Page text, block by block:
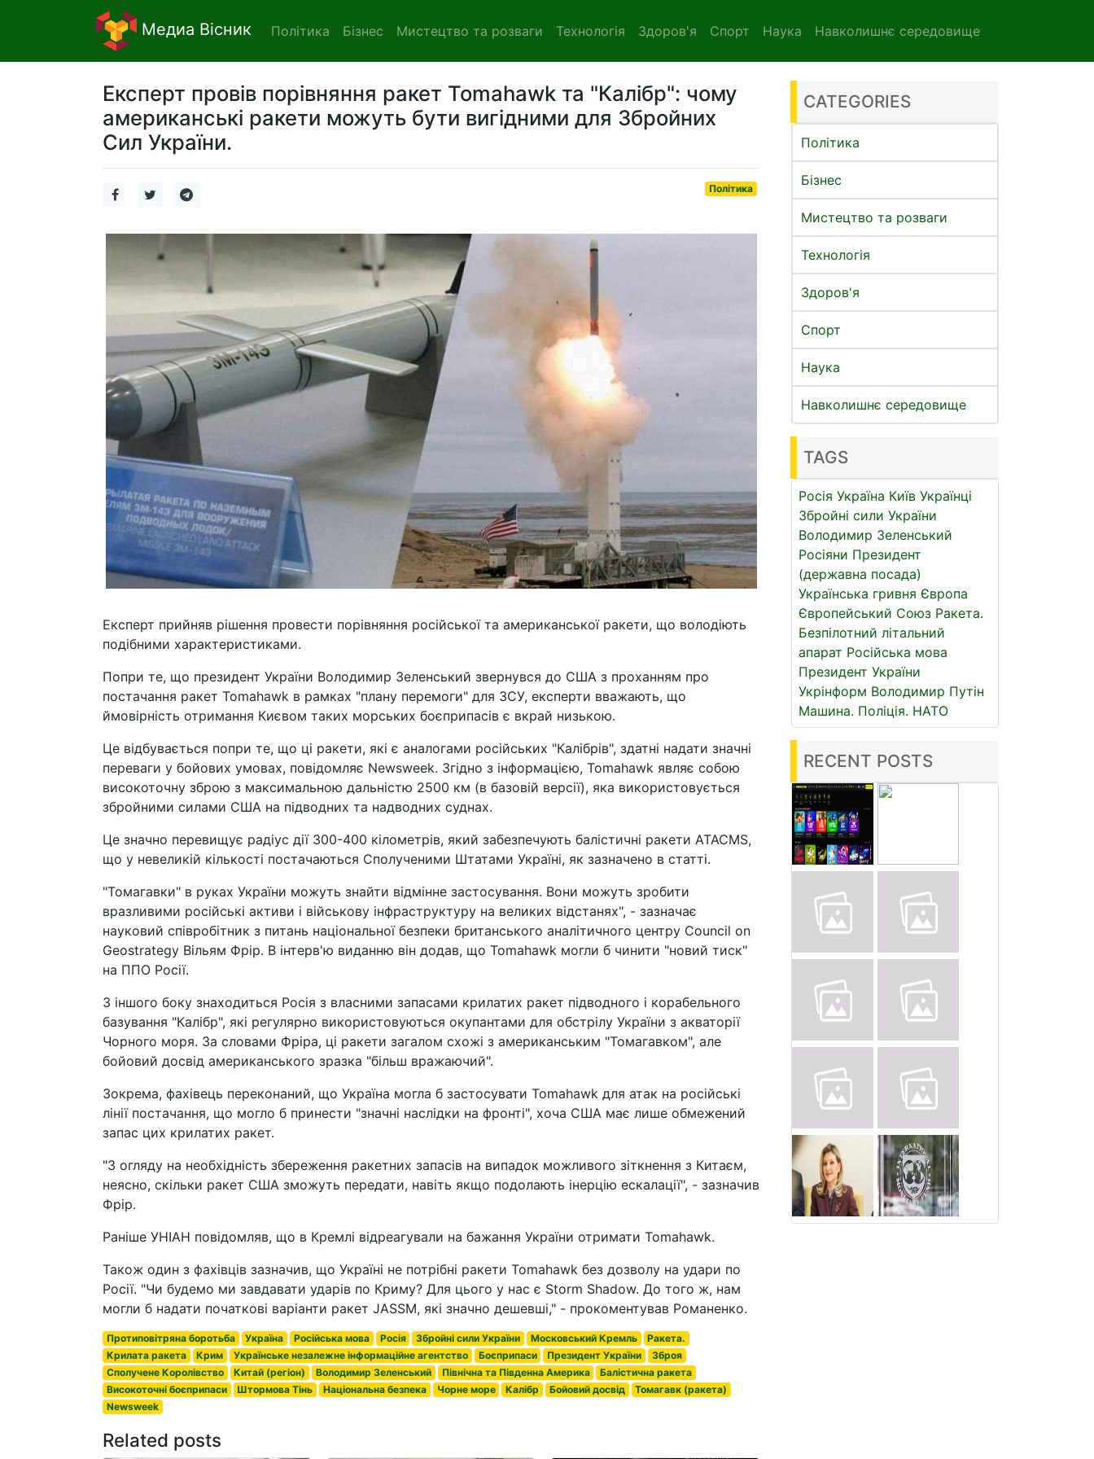
Медиа Вісник Політика Бізнес Мистецтво та розваги Технологія Здоров'я Спорт Наука Навколишнє середовище
Експерт провів порівняння ракет Tomahawk та "Калібр": чому
американські ракети можуть бути вигідними для Збройних
Сил України.
Політика
Експерт прийняв рішення провести порівняння російської та американської ракети, що володіють
подібними характеристиками.
Попри те, що президент України Володимир Зеленський звернувся до США з проханням про
постачання ракет Tomahawk в рамках "плану перемоги" для ЗСУ, експерти вважають, що
ймовірність отримання Києвом таких морських боєприпасів є вкрай низькою.
Це відбувається попри те, що ці ракети, які є аналогами російських "Калібрів", здатні надати значні
переваги у бойових умовах, повідомляє Newsweek. Згідно з інформацією, Tomahawk являє собою
високоточну зброю з максимальною дальністю 2500 км (в базовій версії), яка використовується
збройними силами США на підводних та надводних суднах.
Це значно перевищує радіус дії 300-400 кілометрів, який забезпечують балістичні ракети ATACMS,
що у невеликій кількості постачаються Сполученими Штатами Україні, як зазначено в статті.
"Томагавки" в руках України можуть знайти відмінне застосування. Вони можуть зробити
вразливими російські активи і військову інфраструктуру на великих відстанях", - зазначає
науковий співробітник з питань національної безпеки британського аналітичного центру Council on
Geostrategy Вільям Фрір. В інтерв'ю виданню він додав, що Tomahawk могли б чинити "новий тиск"
на ППО Росії.
З іншого боку знаходиться Росія з власними запасами крилатих ракет підводного і корабельного
базування "Калібр", які регулярно використовуються окупантами для обстрілу України з акваторії
Чорного моря. За словами Фріра, ці ракети загалом схожі з американським "Томагавком", але
бойовий досвід американського зразка "більш вражаючий".
Зокрема, фахівець переконаний, що Україна могла б застосувати Tomahawk для атак на російські
лінії постачання, що могло б принести "значні наслідки на фронті", хоча США має лише обмежений
запас цих крилатих ракет.
"З огляду на необхідність збереження ракетних запасів на випадок можливого зіткнення з Китаєм,
неясно, скільки ракет США зможуть передати, навіть якщо подолають інерцію ескалації", - зазначив
Фрір.
Раніше УНІАН повідомляв, що в Кремлі відреагували на бажання України отримати Tomahawk.
Також один з фахівців зазначив, що Україні не потрібні ракети Tomahawk без дозволу на удари по
Росії. "Чи будемо ми завдавати ударів по Криму? Для цього у нас є Storm Shadow. До того ж, нам
могли б надати початкові варіанти ракет JASSM, які значно дешевші," - прокоментував Романенко.
Протиповітряна боротьба Україна Російська мова Росія Збройні сили України Московський Кремль
Ракета.
Крилата ракета
Крим Українське незалежне інформаційне агентство Боєприпаси Президент України
Зброя
Сполучене Королівство
Китай (регіон) Володимир Зеленський Північна та Південна Америка
Балістична ракета
Високоточні боєприпаси
Штормова Тінь Національна безпека Чорне море Калібр Бойовий досвід
Томагавк (ракета)
Newsweek
Related posts
CATEGORIES
Політика
Бізнес
Мистецтво та розваги
Технологія
Здоров'я
Спорт
Наука
Навколишнє середовище
TAGS
Росія Україна Київ Українці
Збройні сили України
Володимир Зеленський
Росіяни Президент
(державна посада)
Українська гривня Європа
Європейський Союз Ракета.
Безпілотний літальний
апарат Російська мова
Президент України
Укрінформ Володимир Путін
Машина. Поліція. НАТО
RECENT POSTS